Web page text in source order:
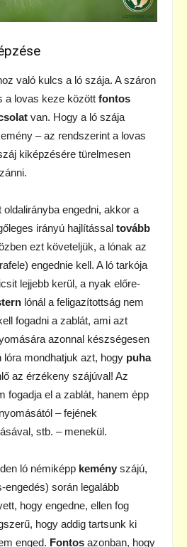
való kulcs a ló szája. A száron
a lovas keze között fontos
van. Hogy a ló szája
– az rendszerint a lovas
kiképzésére türelmesen
engedni, akkor a
irányú hajlítással tovább
ezt követeljük, a lónak az
engednie kell. A ló tarkója
lejjebb kerül, a nyak előre-
lónál a feligazítottság nem
fogadni a zablát, ami azt
azonnal készségesen
lóra mondhatjuk azt, hogy puha
az érzékeny szájúval! Az
fogadja el a zablát, hanem épp
– fejének
stb. – menekül.
ló némiképp kemény szájú,
során legalább
hogy engedne, ellen fog
hogy addig tartsunk ki
enged. Fontos azonban, hogy